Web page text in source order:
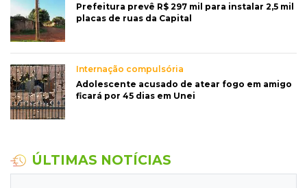
Prefeitura prevê R$ 297 mil para instalar 2,5 mil
placas de ruas da Capital
Internação compulsória
Adolescente acusado de atear fogo em amigo
ficará por 45 dias em Unei
ÚLTIMAS NOTÍCIAS